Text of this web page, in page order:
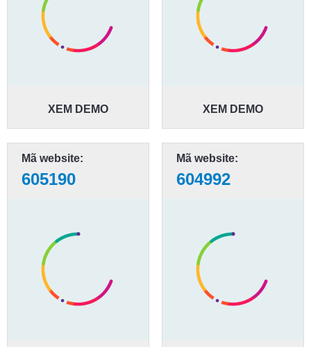
XEM DEMO XEM DEMO
Mã website:
605190
Mã website:
604992